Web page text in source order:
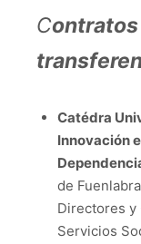
C
Catédra
Innovación
de
Directores y
Servicios